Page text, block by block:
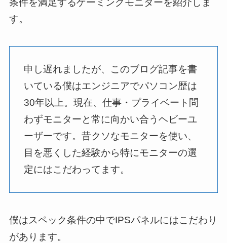
す。
申し遅れましたが、このブログ記事を書
いている僕はエンジニアでパソコン歴は
30年以上。現在、仕事・プライベート問
わずモニターと常に向かい合うヘビーユ
ーザーです。昔クソなモニターを使い、
目を悪くした経験から特にモニターの選
定にはこだわってます。
僕はスペック条件の中でIPSパネルにはこだわり
があります。